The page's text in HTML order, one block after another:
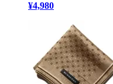
¥4,980